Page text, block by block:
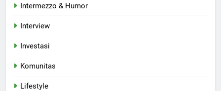
Intermezzo & Humor
Interview
Investasi
Komunitas
Lifestyle